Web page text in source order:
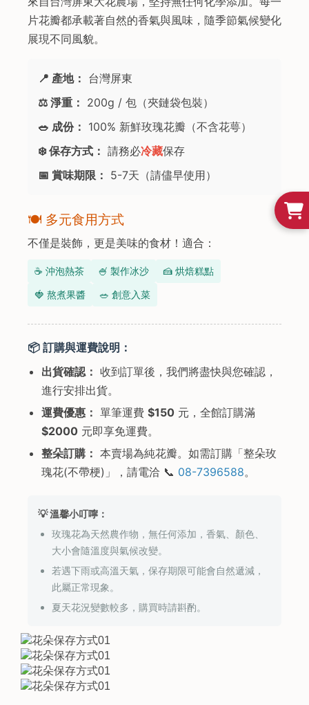
片花瓣都承載著自然的香氣與風味，隨季節氣候變化
展現不同風貌。
📍 產地： 台灣屏東
⚖️ 淨重： 200g / 包（夾鏈袋包裝）
🥗 成份： 100% 新鮮玫瑰花瓣（不含花萼）
❄️ 保存方式： 請務必冷藏保存
📅 賞味期限： 5-7天（請儘早使用）
🍽 多元食用方式
不僅是裝飾，更是美味的食材！適合：
☕ 沖泡熱茶 🍧 製作冰沙
🍰 烘焙糕點
🍓 熬煮果醬
🥗 創意入菜
📦 訂購與運費說明：
出貨確認： 收到訂單後，我們將盡快與您確認，
進行安排出貨。
運費優惠： 單筆運費 $150 元，全館訂購滿
$2000 元即享免運費。
整朵訂購： 本賣場為純花瓣。如需訂購「整朵玫
瑰花(不帶梗)」，請電洽 📞 08-7396588。
💡 溫馨小叮嚀：
玫瑰花為天然農作物，無任何添加，香氣、顏色、
大小會隨溫度與氣候改變。
若遇下雨或高溫天氣，保存期限可能會自然遞減，
此屬正常現象。
夏天花況變數較多，購買時請斟酌。